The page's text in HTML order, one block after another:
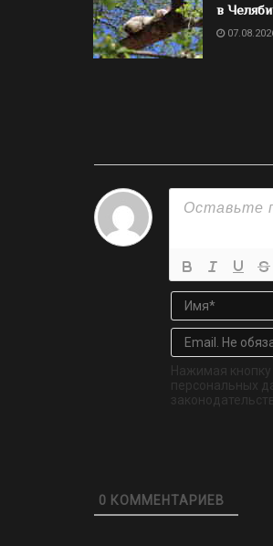
в
Нажимая кнопку
персональных
0 КОММЕНТАРИЕВ